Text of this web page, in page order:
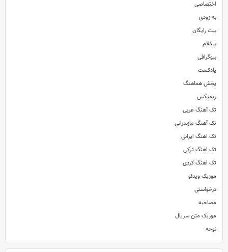
اختصاصی
به زودی
بیت رایگان
بیکلام
بیوگرافی
پادکست
پخش هماهنگ
ریمیکس
تک آهنگ عربی
تک آهنگ مازندرانی
تک اهنگ ایرانی
تک اهنگ ترکی
تک اهنگ کردی
موزیک ویدئو
درخواستی
مصاحبه
موزیک متن سریال
نوحه